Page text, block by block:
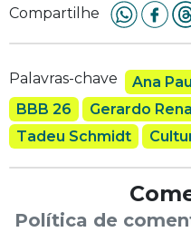
Compartilhe
Palavras-chave Ana
BBB 26
Gerardo
Tadeu Schmidt
Política de